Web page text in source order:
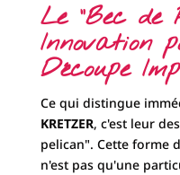
Le "Bec de
Innovation
Découpe
Ce qui distingue
KRETZER, c'est leur
pelican". Cette forme
n'est pas qu'une